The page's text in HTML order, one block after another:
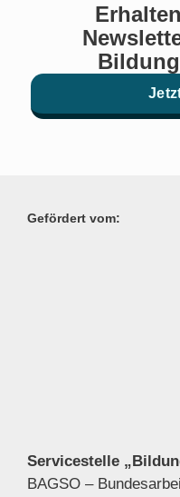
Gefördert vom:
Servicestelle
BAGSO –